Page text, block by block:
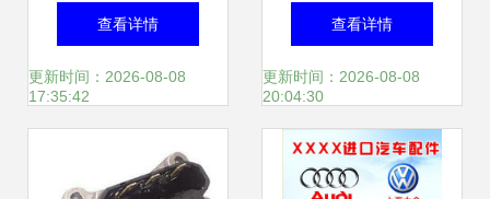
配工厂生产忙，汽
车配件供应喜迎开
查看详情
更新时间：2026-08-08
17:35:42
都”是什么意思？
——以汽车内饰件
为例
查看详情
更新时间：2026-08-08
20:04:30